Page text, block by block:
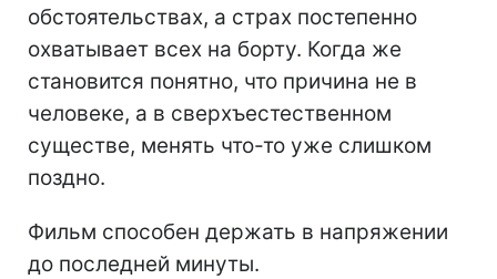
обстоятельствах, а страх постепенно
охватывает всех на борту. Когда же
становится понятно, что причина не в
человеке, а в сверхъестественном
существе, менять что-то уже слишком
поздно.
Фильм способен держать в напряжении
до последней минуты.